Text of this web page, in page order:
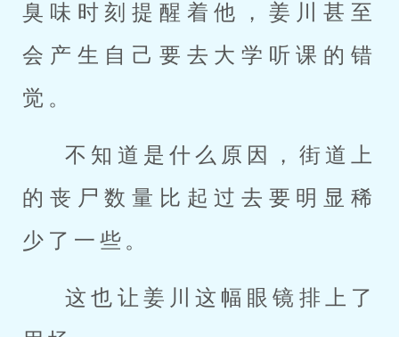
臭味时刻提醒着他，姜川甚至
会产生自己要去大学听课的错
觉。
不知道是什么原因，街道上
的丧尸数量比起过去要明显稀
少了一些。
这也让姜川这幅眼镜排上了